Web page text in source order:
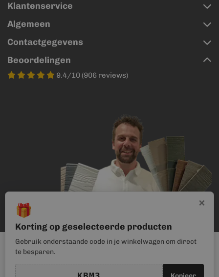
Klantenservice
Algemeen
Contactgegevens
Beoordelingen
9.4/10 (906 reviews)
×
🎁
Korting op geselecteerde producten
Gebruik onderstaande code in je winkelwagen om direct
te besparen.